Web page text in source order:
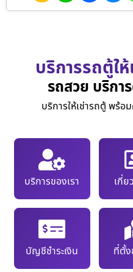
บริการรถตู้ใ
รถสวย บริกา
บริการให้เช่ารถตู้ พร้
บริการของเรา เกี่ย
บัญชีชำระเงิน ที่ตั้ง